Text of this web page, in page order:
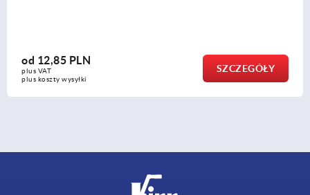
od14,47 PLN
plus VAT
plus koszty wysyłki
SZCZEGÓŁY